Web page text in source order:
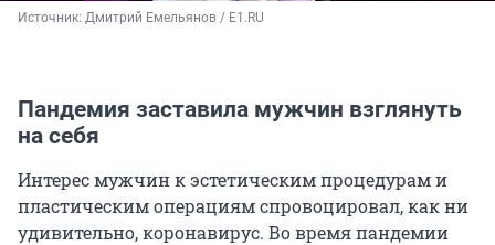
Источник: Дмитрий Емельянов / E1.RU
Пандемия заставила мужчин взглянуть
на себя
Интерес мужчин к эстетическим процедурам и
пластическим операциям спровоцировал, как ни
удивительно, коронавирус. Во время пандемии